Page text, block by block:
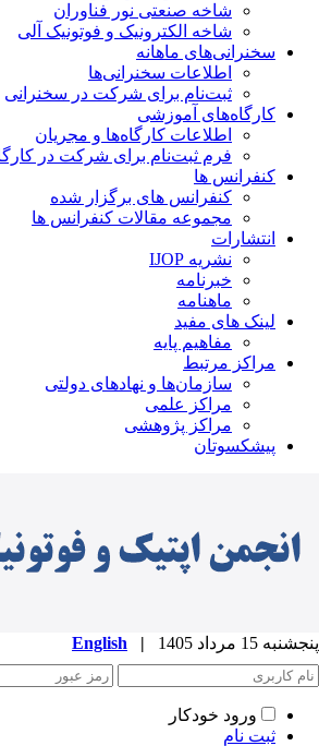
شاخه صنعتی نور فناوران
شاخه‌ الکترونیک و فوتونیک آلی
سخنرانی‌های ماهانه
اطلاعات سخنرانی‌‌ها
ثبت‌نام برای شرکت در سخنرانی
کارگاه‌های آموزشی
اطلاعات کارگاه‌ها و مجریان
فرم ثبت‌نام برای شرکت در کارگاه
کنفرانس ها
کنفرانس های برگزار شده
مجموعه مقالات کنفرانس ها
انتشارات
نشریه IJOP
خبرنامه
ماهنامه
لینک های مفید
مفاهیم پایه
مراکز مرتبط
سازمان‌ها و نهادهای دولتی
مراکز علمی
مراکز پژوهشی
پیشکسوتان
15 مرداد 1405 |
English
ورود خودکار
ثبت نام